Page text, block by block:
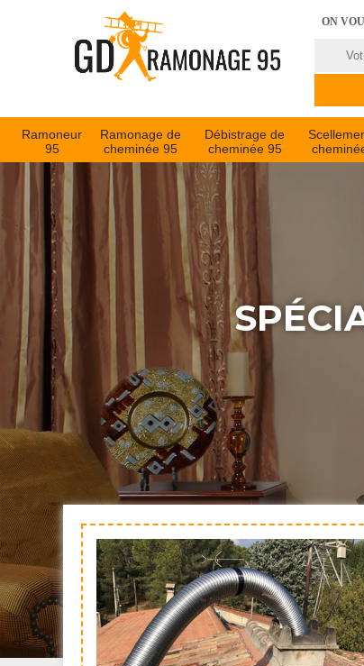
ON
Ramoneur
95
Ramonage de
cheminée 95
Débistrage de
cheminée 95